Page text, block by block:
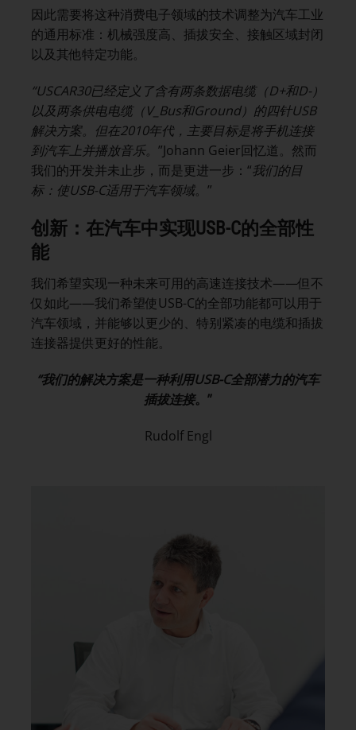
因此需要将这种消费电子领域的技术调整为汽车工业
的通用标准：机械强度高、插拔安全、接触区域封闭
以及其他特定功能。
“USCAR30已经定义了含有两条数据电缆（D+和D-）
以及两条供电电缆（V_Bus和Ground）的四针USB
解决方案。但在2010年代，主要目标是将手机连接
到汽车上并播放音乐。 ”Johann Geier回忆道。然而
我们的开发并未止步，而是更进一步：“我们的目
标：使USB-C适用于汽车领域。”
创新：在汽车中实现USB-C的全部性
能
我们希望实现一种未来可用的高速连接技术——但不
仅如此——我们希望使USB-C的全部功能都可以用于
汽车领域，并能够以更少的、特别紧凑的电缆和插拔
连接器提供更好的性能。
“我们的解决方案是一种利用USB-C全部潜力的汽车
插拔连接。”
Rudolf Engl